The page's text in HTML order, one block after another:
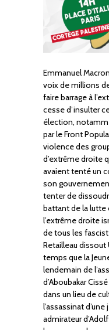
Emmanuel
voix de millions
faire barrage à
cesse d’insulter
élection,
par le Front
violence des
d’extrême droite
avaient tenté un
son
tenter de
battant de la lutte
l’extrême droite
de tous les
Retailleau
temps que la
lendemain de
d’Aboubakar
dans un lieu de
l’assassinat
admirateur